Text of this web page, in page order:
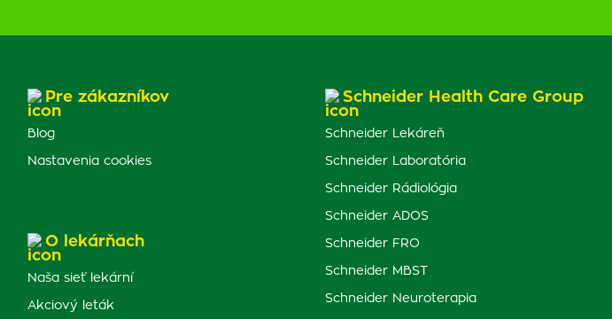
Pre zákazníkov
Blog
Nastavenia cookies
O lekárňach
Naša sieť lekární
Akciový leták
Schneider Health Care Group
Schneider Lekáreň
Schneider Laboratória
Schneider Rádiológia
Schneider ADOS
Schneider FRO
Schneider MBST
Schneider Neuroterapia